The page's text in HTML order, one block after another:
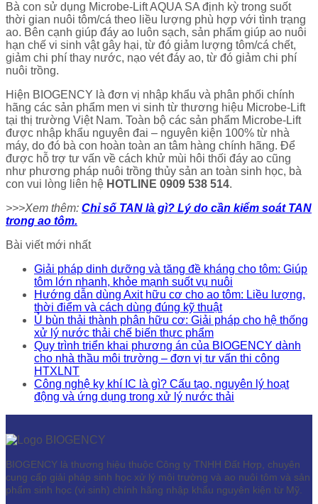
Bà con sử dụng Microbe-Lift AQUA SA định kỳ trong suốt
thời gian nuôi tôm/cá theo liều lượng phù hợp với tình trạng
ao. Bên cạnh giúp đáy ao luôn sạch, sản phẩm giúp ao nuôi
hạn chế vi sinh vật gây hại, từ đó giảm lượng tôm/cá chết,
giảm chi phí thay nước, nạo vét đáy ao, từ đó giảm chi phí
nuôi trồng.
Hiện BIOGENCY là đơn vị nhập khẩu và phân phối chính
hãng các sản phẩm men vi sinh từ thương hiệu Microbe-Lift
tại thị trường Việt Nam. Toàn bộ các sản phẩm Microbe-Lift
được nhập khẩu nguyên đai – nguyên kiện 100% từ nhà
máy, do đó bà con hoàn toàn an tâm hàng chính hãng. Để
được hỗ trợ tư vấn về cách khử mùi hôi thối đáy ao cũng
như phương pháp nuôi trồng thủy sản an toàn sinh học, bà
con vui lòng liên hệ HOTLINE 0909 538 514.
>>>Xem thêm: Chỉ số TAN là gì? Lý do cần kiểm soát TAN
trong ao tôm.
Bài viết mới nhất
Giải pháp dinh dưỡng và tăng đề kháng cho tôm: Giúp
tôm lớn nhanh, khỏe mạnh suốt vụ nuôi
Hướng dẫn dùng Axit hữu cơ cho ao tôm: Liều lượng,
thời điểm và cách dùng đúng kỹ thuật
Ủ bùn thải thành phân hữu cơ: Giải pháp cho hệ thống
xử lý nước thải chế biến thực phẩm
Quy trình triển khai phương án của BIOGENCY dành
cho nhà thầu môi trường – đơn vị tư vấn thi công
HTXLNT
Công nghệ kỵ khí IC là gì? Cấu tạo, nguyên lý hoạt
động và ứng dụng trong xử lý nước thải
BIOGENCY là thương hiệu thuộc Công ty TNHH Đất Hợp, chuyên
cung cấp giải pháp sinh học xử lý môi trường và ao nuôi tôm và sản
phẩm sinh học (vi sinh) chính hãng nhập khẩu nguyên kiện từ Mỹ.